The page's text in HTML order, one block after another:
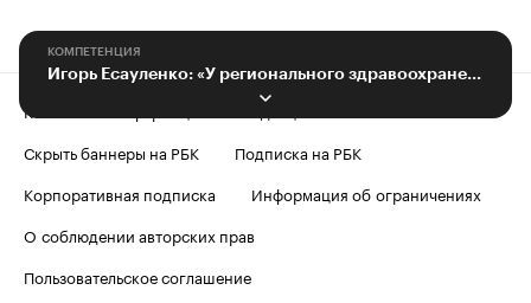
КОМПЕТЕНЦИЯ
Игорь Есауленко: «У регионального здравоохранения есть своя специфика»
Контактная информация
Редакция
Скрыть баннеры на РБК
Подписка на РБК
Корпоративная подписка
Информация об ограничениях
О соблюдении авторских прав
Пользовательское соглашение